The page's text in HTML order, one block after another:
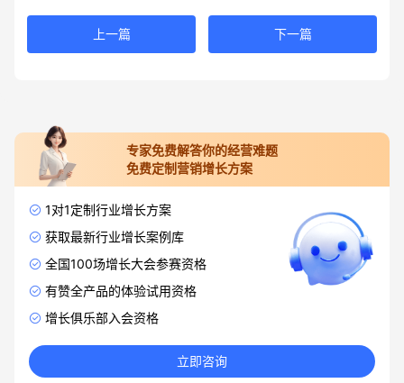
上一篇 下一篇
专家免费解答你的经营难题
免费定制营销增长方案
1对1定制行业增长方案
获取最新行业增长案例库
全国100场增长大会参赛资格
有赞全产品的体验试用资格
增长俱乐部入会资格
立即咨询